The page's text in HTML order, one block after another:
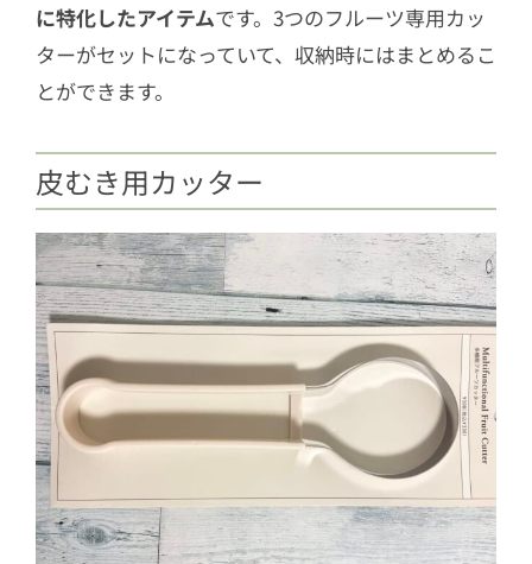
に特化したアイテムです。3つのフルーツ専用カッ
ターがセットになっていて、収納時にはまとめるこ
とができます。
皮むき用カッター